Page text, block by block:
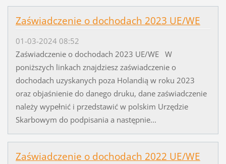
Zaświadczenie o dochodach 2023 UE/WE
01-03-2024 08:52
Zaświadczenie o dochodach 2023 UE/WE W
poniższych linkach znajdziesz zaświadczenie o
dochodach uzyskanych poza Holandią w roku 2023
oraz objaśnienie do danego druku, dane zaświadczenie
należy wypełnić i przedstawić w polskim Urzędzie
Skarbowym do podpisania a następnie...
Zaświadczenie o dochodach 2022 UE/WE